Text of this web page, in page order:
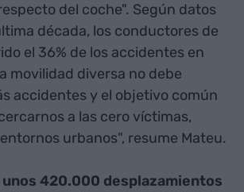
del coche". Según datos
década, los conductores de
el 36% de los accidentes en
movilidad diversa no debe
accidentes y el objetivo común
a las cero víctimas,
urbanos", resume Mateu.
unos 420.000 desplazamientos